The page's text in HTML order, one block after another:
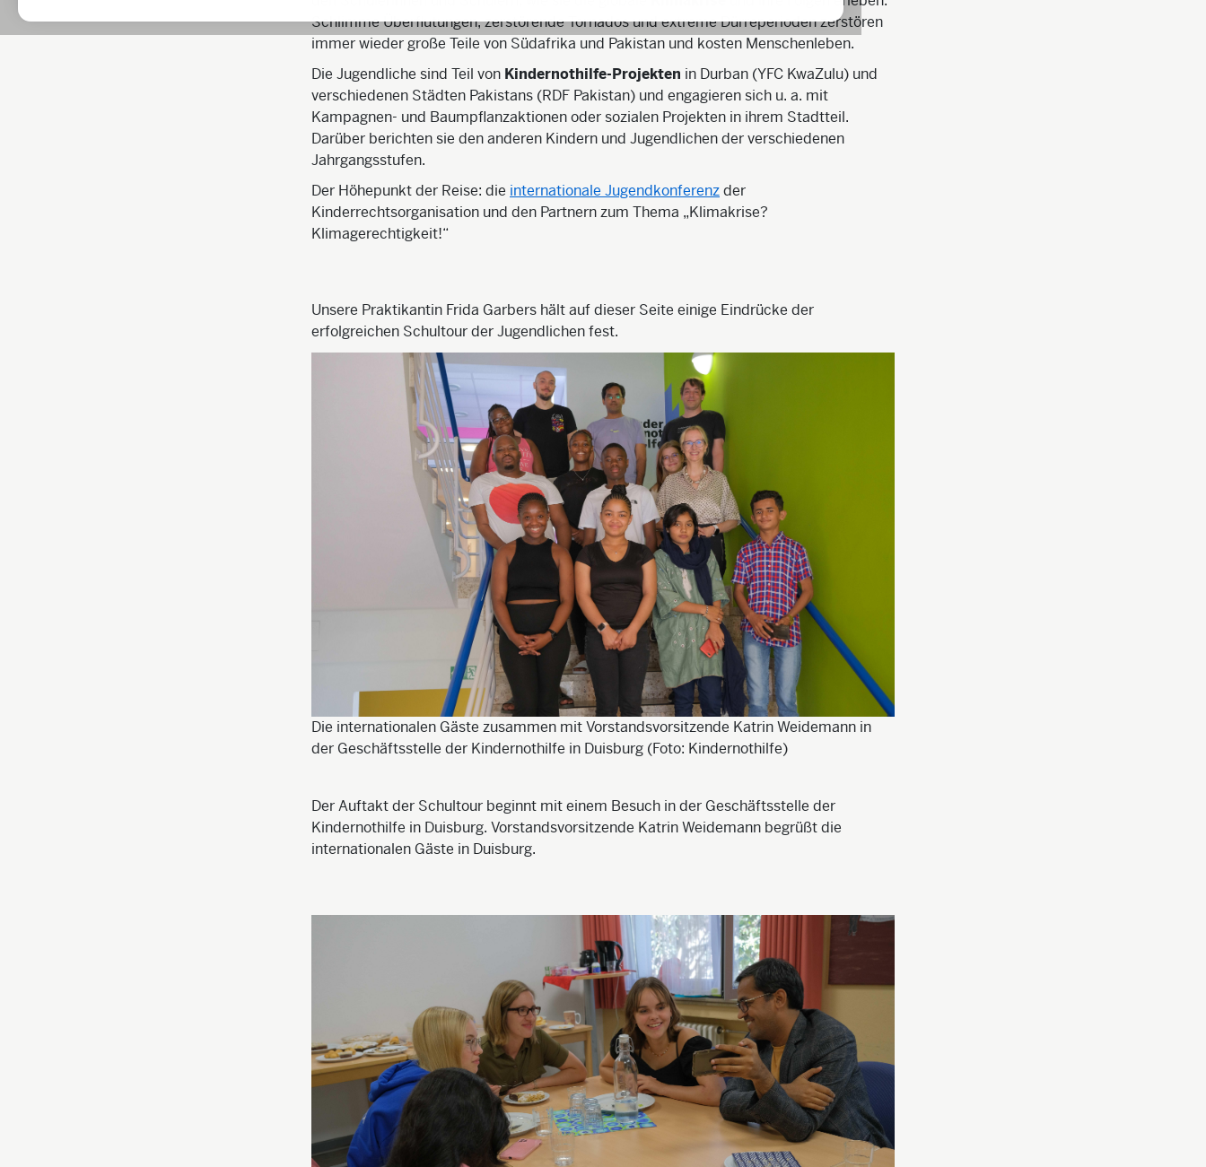
Schlimme Überflutungen, zerstörende Tornados und extreme Dürreperioden zerstören
immer wieder große Teile von Südafrika und Pakistan und kosten Menschenleben.
Die Jugendliche sind Teil von Kindernothilfe-Projekten in Durban (YFC KwaZulu) und
verschiedenen Städten Pakistans (RDF Pakistan) und engagieren sich u. a. mit
Kampagnen- und Baumpflanzaktionen oder sozialen Projekten in ihrem Stadtteil.
Darüber berichten sie den anderen Kindern und Jugendlichen der verschiedenen
Jahrgangsstufen.
Der Höhepunkt der Reise: die internationale Jugendkonferenzder
Kinderrechtsorganisation und den Partnern zum Thema „Klimakrise?
Klimagerechtigkeit!“
Unsere Praktikantin Frida Garbers hält auf dieser Seite einige Eindrücke der
erfolgreichen Schultour der Jugendlichen fest.
Die internationalen Gäste zusammen mit Vorstandsvorsitzende Katrin Weidemann in
der Geschäftsstelle der Kindernothilfe in Duisburg (Foto: Kindernothilfe)
Der Auftakt der Schultour beginnt mit einem Besuch in der Geschäftsstelle der
Kindernothilfe in Duisburg. Vorstandsvorsitzende Katrin Weidemann begrüßt die
internationalen Gäste in Duisburg.